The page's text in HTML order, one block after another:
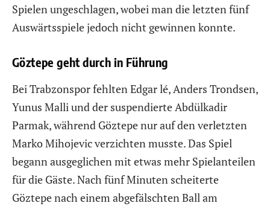
Spielen ungeschlagen, wobei man die letzten fünf
Auswärtsspiele jedoch nicht gewinnen konnte.
Göztepe geht durch in Führung
Bei Trabzonspor fehlten Edgar lé, Anders Trondsen,
Yunus Malli und der suspendierte Abdülkadir
Parmak, während Göztepe nur auf den verletzten
Marko Mihojevic verzichten musste. Das Spiel
begann ausgeglichen mit etwas mehr Spielanteilen
für die Gäste. Nach fünf Minuten scheiterte
Göztepe nach einem abgefälschten Ball am